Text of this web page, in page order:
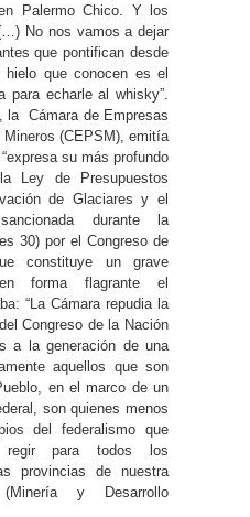
Palermo Chico. Y los
No nos vamos a dejar
que pontifican desde
que conocen es el
para echarle al whisky”.
la Cámara de Empresas
(CEPSM), emitía
su más profundo
Ley de Presupuestos
de Glaciares y el
durante la
30) por el Congreso de
constituye un grave
forma flagrante el
“La Cámara repudia la
Congreso de la Nación
a la generación de una
aquellos que son
en el marco de un
son quienes menos
del federalismo que
regir para todos los
provincias de nuestra
(Minería y Desarrollo